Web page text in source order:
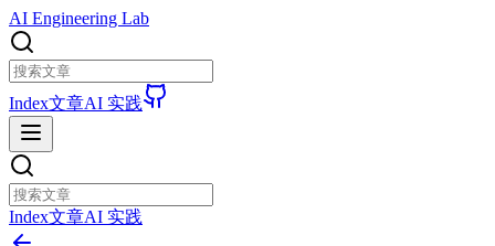
AI Engineering Lab
Index文章AI 实践
Index文章AI 实践